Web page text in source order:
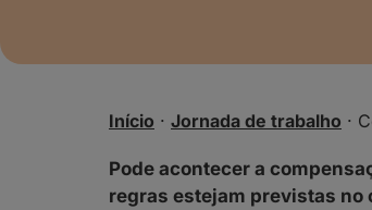
Início · Jornada de trabalho ·
Pode acontecer a
regras estejam previstas no